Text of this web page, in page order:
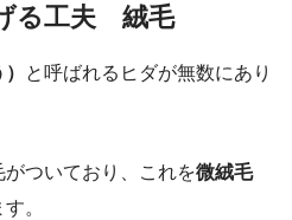
る工夫 絨毛
と呼ばれるヒダが無数にあり
ついており、これを微絨毛
。